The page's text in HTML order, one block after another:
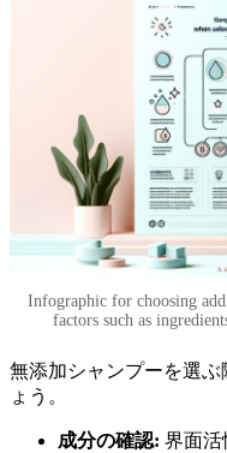
Infographic for choosing
factors such as
無添加シャンプーを選
ょう。
成分の確認: 界面活